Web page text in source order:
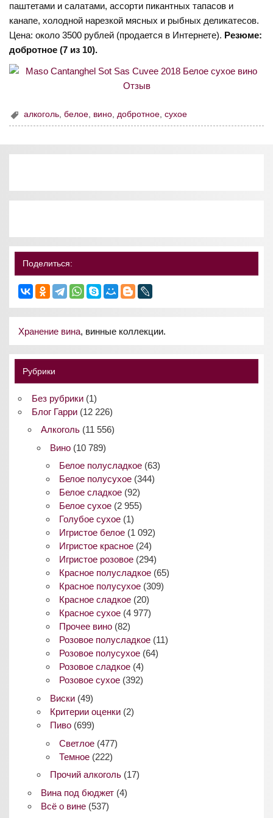
паштетами и салатами, ассорти пикантных тапасов и
канапе, холодной нарезкой мясных и рыбных деликатесов.
Цена: около 3500 рублей (продается в Интернете). Резюме:
добротное (7 из 10).
алкоголь,белое, вино,добротное,сухое
Поделиться:
Хранение вина, винные коллекции.
Рубрики
Без рубрики(1)
Блог Гарри(12 226)
Алкоголь(11 556)
Вино(10 789)
Белое полусладкое (63)
Белое полусухое (344)
Белое сладкое (92)
Белое сухое (2 955)
Голубое сухое (1)
Игристое белое (1 092)
Игристое красное (24)
Игристое розовое (294)
Красное полусладкое (65)
Красное полусухое (309)
Красное сладкое (20)
Красное сухое (4 977)
Прочее вино (82)
Розовое полусладкое (11)
Розовое полусухое (64)
Розовое сладкое (4)
Розовое сухое (392)
Виски(49)
Критерии оценки(2)
Пиво(699)
Светлое (477)
Темное (222)
Прочий алкоголь(17)
Вина под бюджет(4)
Всё о вине(537)